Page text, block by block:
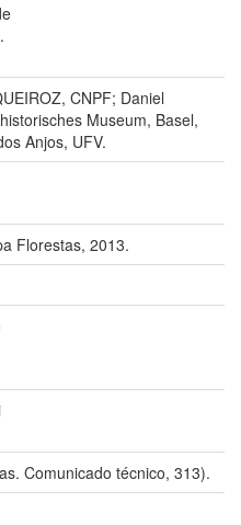
CNPF; Daniel
Museum, Basel,
Anjos, UFV.
Florestas, 2013.
Comunicado técnico, 313).